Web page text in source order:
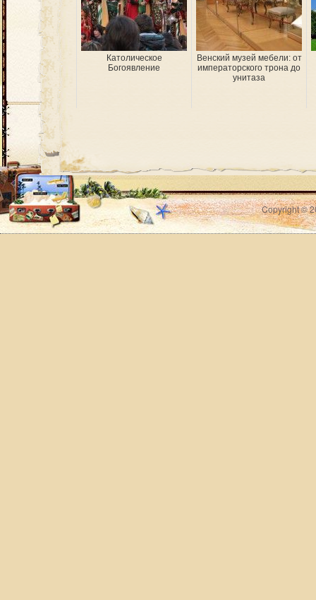
Католическое
Богоявление
Венский музей мебели: от
императорского трона до
унитаза
Copyright ©